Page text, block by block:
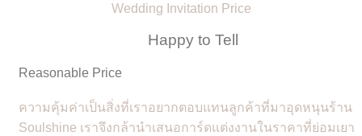
Wedding Invitation Price
Happy to Tell
Reasonable Price
ความคุ้มค่าเป็นสิ่งที่เราอยากตอบแทนลูกค้าที่มาอุดหนุนร้าน
Soulshine เราจึงกล้านำเสนอการ์ดแต่งงานในราคาที่ย่อมเยา